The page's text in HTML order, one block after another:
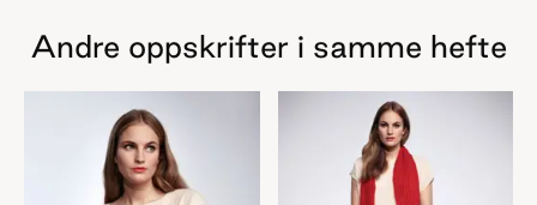
Andre oppskrifter i samme hefte